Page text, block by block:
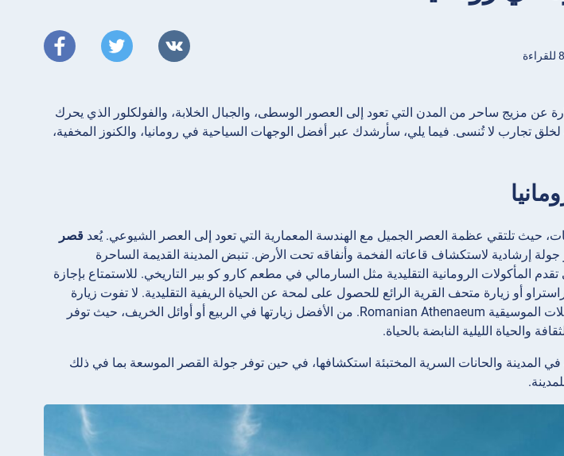
عن مزيج ساحر من المدن التي تعود إلى العصور الوسطى، والجبال الخلابة، والفولكلور الذي يحرك
لخلق تجارب لا تُنسى. فيما يلي، سأرشدك عبر أفضل الوجهات السياحية في رومانيا، والكنوز المخفية،
حيث تلتقي عظمة العصر الجميل مع الهندسة المعمارية التي تعود إلى العصر الشيوعي. يُعد قصر
إرشادية لاستكشاف قاعاته الفخمة وأنفاقه تحت الأرض. تنبض المدينة القديمة الساحرة
المأكولات الرومانية التقليدية مثل السارمالي في مطعم كارو كو بير التاريخي. للاستمتاع بإجازة
أو زيارة متحف القرية الرائع للحصول على لمحة عن الحياة الريفية التقليدية. لا تفوت زيارة
مكتبة Carturesti Carusel الرائعة وقاعة الحفلات الموسيقية Romanian Athenaeum. من الأفضل زيارتها في الربيع أو أوائل الخريف، حيث توفر
والحياة الليلية النابضة بالحياة.
في المدينة والحانات السرية المختبئة استكشافها، في حين توفر جولة القصر الموسعة بما في ذلك